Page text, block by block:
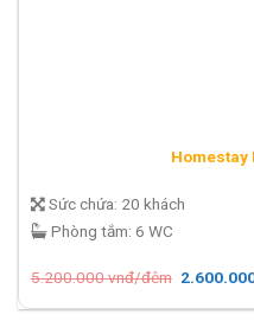
Homestay
Sức chứa: 20 khách
Phòng tắm: 6 WC
5.200.000vnđ/đêm Giá
là: